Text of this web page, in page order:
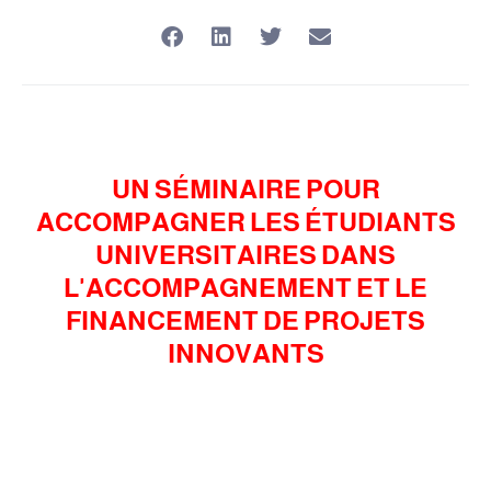
UN SÉMINAIRE POUR
ACCOMPAGNER LES ÉTUDIANTS
UNIVERSITAIRES DANS
L'ACCOMPAGNEMENT ET LE
FINANCEMENT DE PROJETS
INNOVANTS